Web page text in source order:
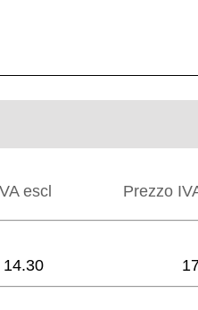
escl Prezzo
14.30